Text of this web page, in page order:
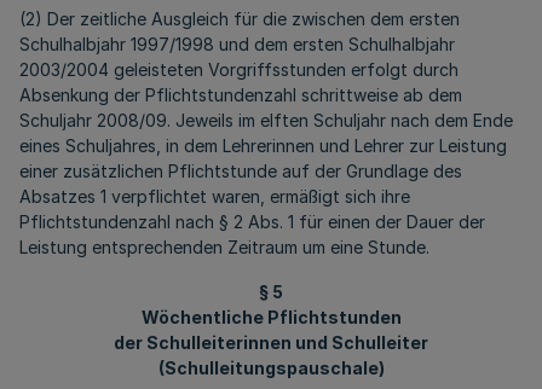
(2) Der zeitliche Ausgleich für die zwischen dem ersten
Schulhalbjahr 1997/1998 und dem ersten Schulhalbjahr
2003/2004 geleisteten Vorgriffsstunden erfolgt durch
Absenkung der Pflichtstundenzahl schrittweise ab dem
Schuljahr 2008/09. Jeweils im elften Schuljahr nach dem Ende
eines Schuljahres, in dem Lehrerinnen und Lehrer zur Leistung
einer zusätzlichen Pflichtstunde auf der Grundlage des
Absatzes 1 verpflichtet waren, ermäßigt sich ihre
Pflichtstundenzahl nach § 2 Abs. 1 für einen der Dauer der
Leistung entsprechenden Zeitraum um eine Stunde.
§ 5
Wöchentliche Pflichtstunden
der Schulleiterinnen und Schulleiter
(Schulleitungspauschale)